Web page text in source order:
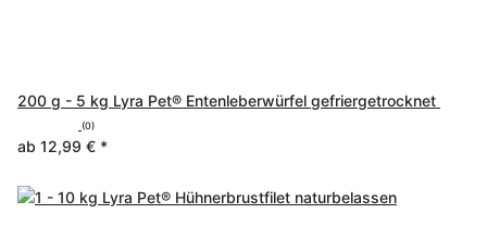
200 g - 5 kg Lyra Pet® Entenleberwürfel gefriergetrocknet
(0)
ab 12,99 € *